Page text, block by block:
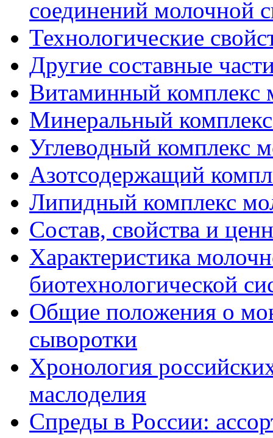
соединений молочной
Технологические
Другие составные
Витаминный комплекс
Минеральный
Углеводный комплекс
Азотсодержащий
Липидный комплекс
Состав, свойства и
Характеристика
биотехнологической
Общие положения о
сыворотки
Хронология
маслоделия
Спреды в России: